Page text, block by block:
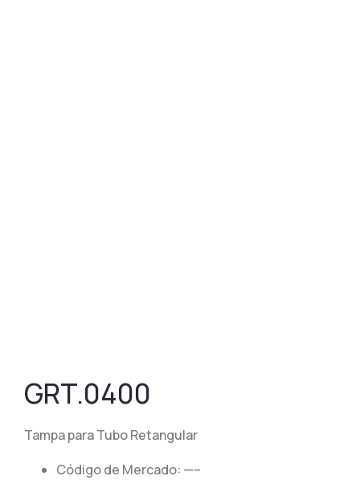
GRT.0400
Tampa para Tubo Retangular
Código de Mercado: —–